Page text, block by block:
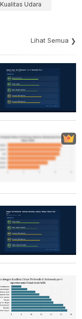
Kualitas Udara
Lihat Semua